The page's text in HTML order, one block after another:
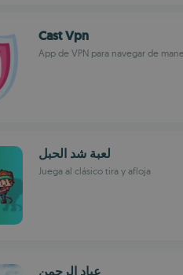
Cast Vpn
App de VPN para navegar de
لعبة شد الحبل
Juega al clásico tira y afloja
عباد الرحمن